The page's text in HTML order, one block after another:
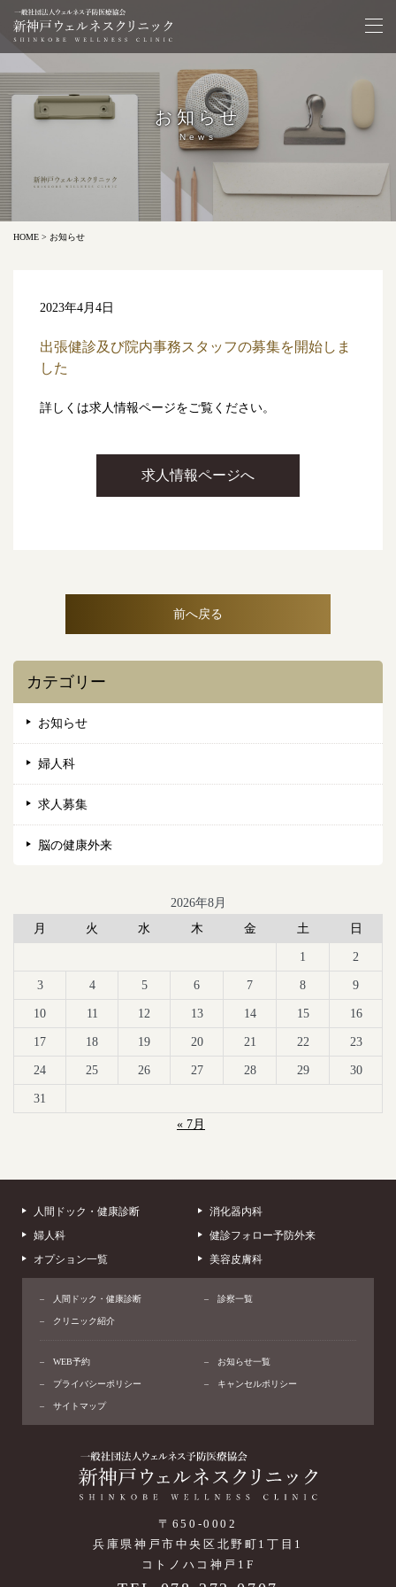
お知らせ
News
HOME > お知らせ
2023年4月4日
出張健診及び院内事務スタッフの募集を開始しま
した
詳しくは求人情報ページをご覧ください。
求人情報ページへ
前へ戻る
カテゴリー
お知らせ
婦人科
求人募集
脳の健康外来
2026年8月
月
火 水 木 金 土 日
1 2
3 4 5 6 7 8 9
10 11 12 13 14 15 16
17 18 19 20 21 22 23
24 25 26 27 28 29 30
31
« 7月
人間ドック・健康診断
消化器内科
婦人科
健診フォロー予防外来
オプション一覧
美容皮膚科
人間ドック・健康診断 診察一覧
クリニック紹介
WEB予約 お知らせ一覧
プライバシーポリシー キャンセルポリシー
サイトマップ
〒650-0002
兵庫県神戸市中央区北野町1丁目1
コトノハコ神戸1F